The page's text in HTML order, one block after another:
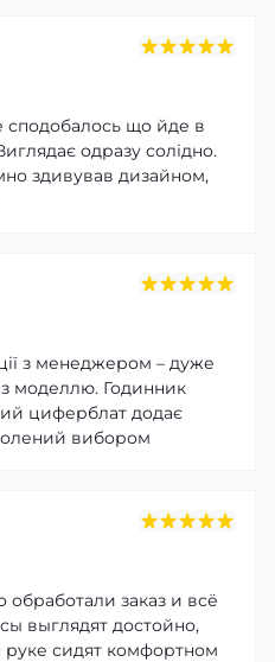
сподобалось що йде в
одразу солідно.
здивував дизайном,
з менеджером – дуже
моделлю. Годинник
циферблат додає
вибором
заказ и всё
выглядят достойно,
сидят комфортном